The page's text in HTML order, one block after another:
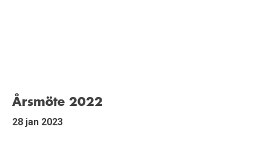
Årsmöte 2022
28 jan 2023